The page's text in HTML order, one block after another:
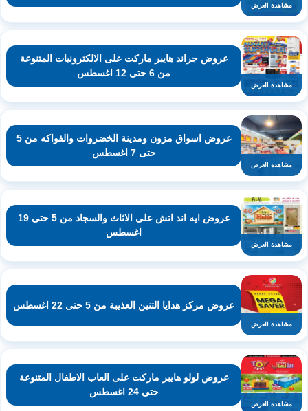
مشاهدة العرض
مشاهدة العرض
عروض جراند هايبر ماركت على الالكترونيات المتنوعة
من 6 حتى 12 اغسطس
مشاهدة العرض
عروض اسواق مزون ومدينة الخضروات والفواكه من 5
حتى 7 اغسطس
مشاهدة العرض
عروض ايه اند اتش على الاثاث والسجاد من 5 حتى 19
اغسطس
مشاهدة العرض
عروض مركز هدايا التنين العذيبة من 5 حتى 22 اغسطس
مشاهدة العرض
عروض لولو هايبر ماركت على العاب الاطفال المتنوعة
حتى 24 اغسطس